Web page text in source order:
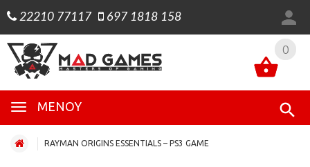
22210 77117 697 1818 158
0
ΜΕΝΟΎ
0
RAYMAN ORIGINS ESSENTIALS – PS3 GAME